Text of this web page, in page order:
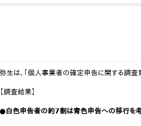
弥生は、「個人事業者の確定申告に関する調査
【調査結果】
●白色申告者の約7割は青色申告への移行を